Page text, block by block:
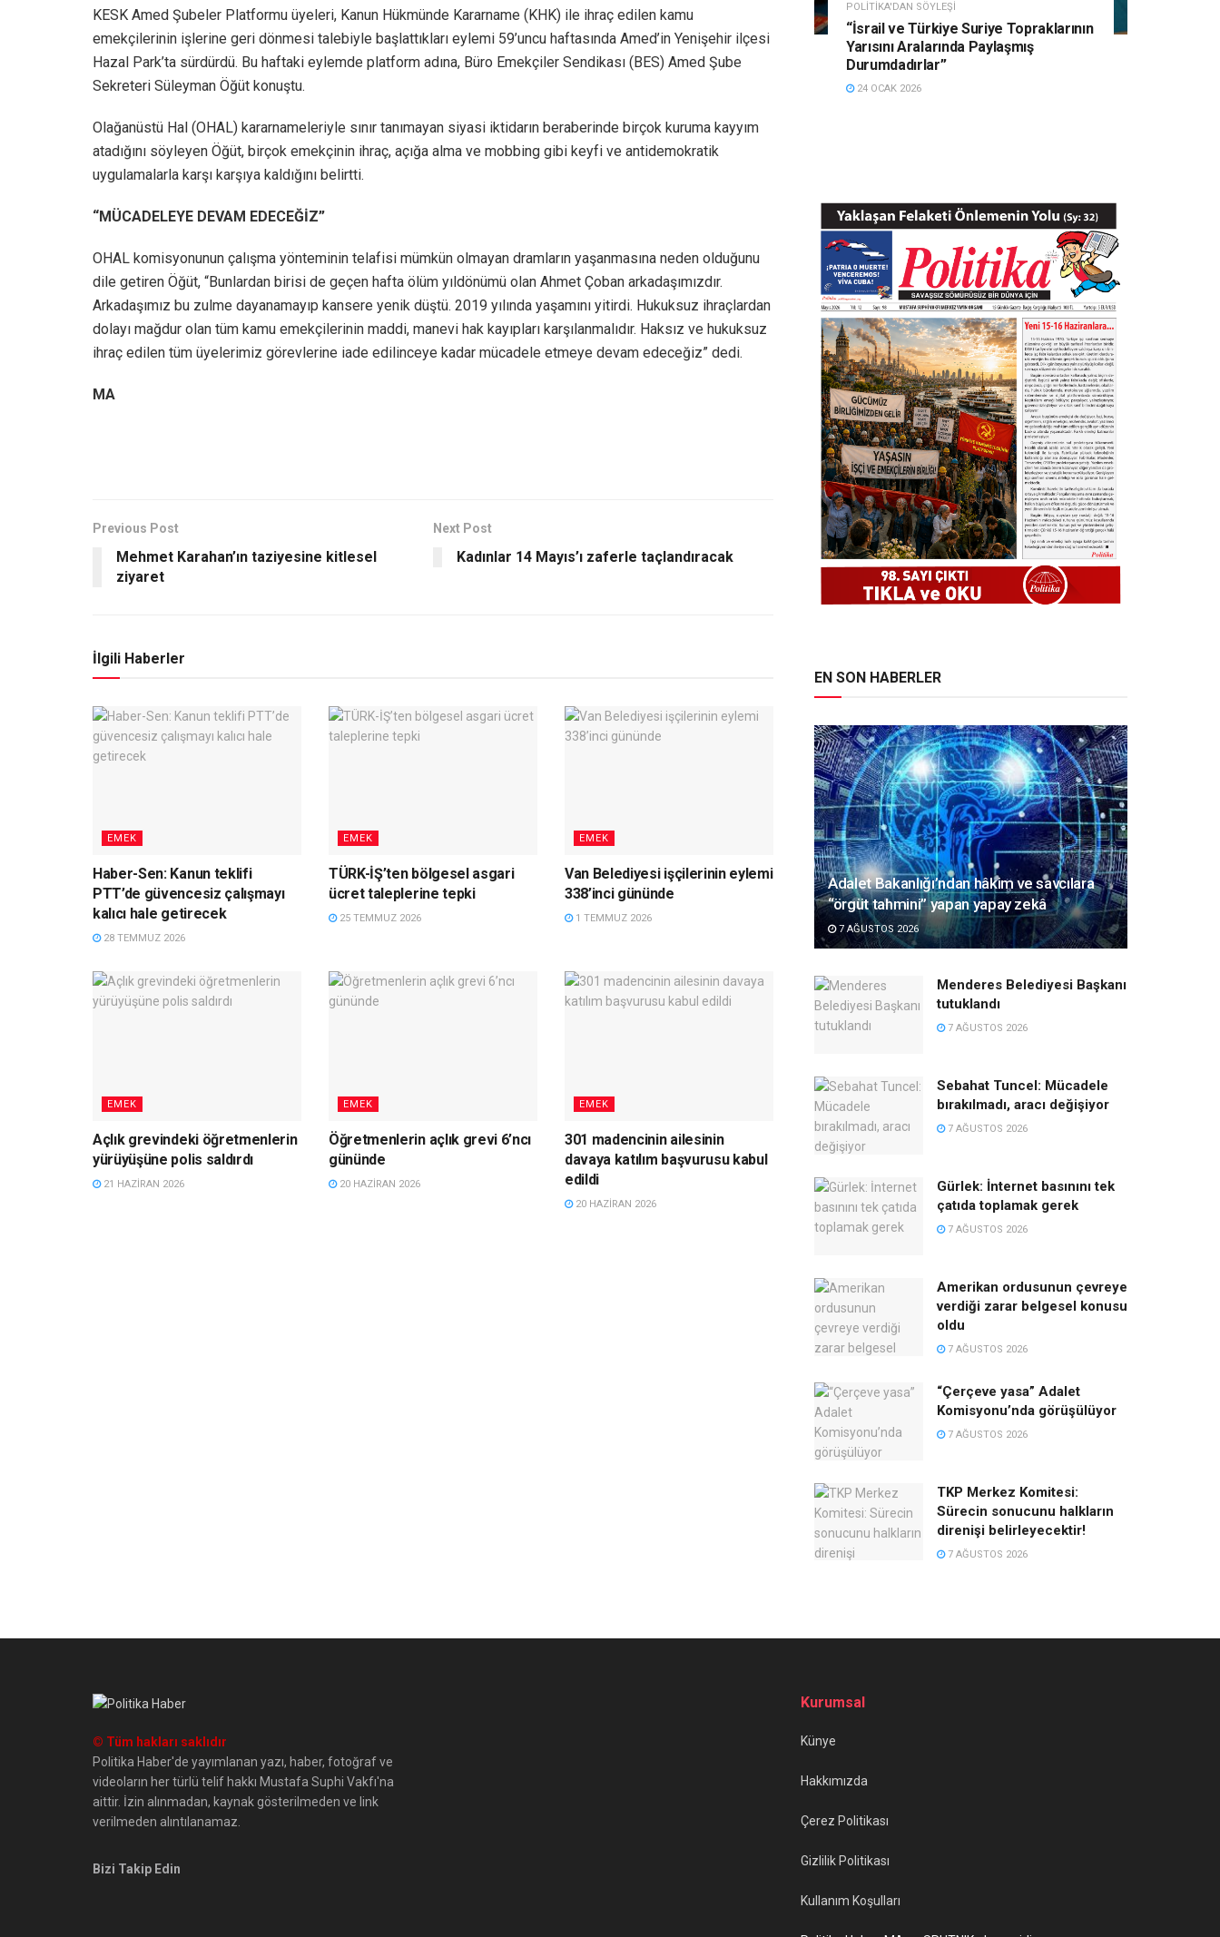
KESK Amed Şubeler Platformu üyeleri, Kanun Hükmünde Kararname (KHK) ile ihraç edilen kamu
emekçilerinin işlerine geri dönmesi talebiyle başlattıkları eylemi 59’uncu haftasında Amed’in Yenişehir ilçesi
Hazal Park’ta sürdürdü. Bu haftaki eylemde platform adına, Büro Emekçiler Sendikası (BES) Amed Şube
Sekreteri Süleyman Öğüt konuştu.
Olağanüstü Hal (OHAL) kararnameleriyle sınır tanımayan siyasi iktidarın beraberinde birçok kuruma kayyım
atadığını söyleyen Öğüt, birçok emekçinin ihraç, açığa alma ve mobbing gibi keyfi ve antidemokratik
uygulamalarla karşı karşıya kaldığını belirtti.
“MÜCADELEYE DEVAM EDECEĞİZ”
OHAL komisyonunun çalışma yönteminin telafisi mümkün olmayan dramların yaşanmasına neden olduğunu
dile getiren Öğüt, “Bunlardan birisi de geçen hafta ölüm yıldönümü olan Ahmet Çoban arkadaşımızdır.
Arkadaşımız bu zulme dayanamayıp kansere yenik düştü. 2019 yılında yaşamını yitirdi. Hukuksuz ihraçlardan
dolayı mağdur olan tüm kamu emekçilerinin maddi, manevi hak kayıpları karşılanmalıdır. Haksız ve hukuksuz
ihraç edilen tüm üyelerimiz görevlerine iade edilinceye kadar mücadele etmeye devam edeceğiz” dedi.
MA
Previous Post
Mehmet Karahan’ın taziyesine kitlesel
ziyaret
Next Post
Kadınlar 14 Mayıs’ı zaferle taçlandıracak
İlgili Haberler
EMEK
Haber-Sen: Kanun teklifi
PTT’de güvencesiz çalışmayı
kalıcı hale getirecek
28 TEMMUZ 2026
EMEK
TÜRK-İŞ’ten bölgesel asgari
ücret taleplerine tepki
25 TEMMUZ 2026
EMEK
Van Belediyesi işçilerinin eylemi
338’inci gününde
1 TEMMUZ 2026
EMEK
Açlık grevindeki öğretmenlerin
yürüyüşüne polis saldırdı
21 HAZIRAN 2026
EMEK
Öğretmenlerin açlık grevi 6’ncı
gününde
20 HAZIRAN 2026
EMEK
301 madencinin ailesinin
davaya katılım başvurusu kabul
edildi
20 HAZIRAN 2026
POLITIKA'DAN SÖYLEŞI
“İsrail ve Türkiye Suriye Topraklarının
Yarısını Aralarında Paylaşmış
Durumdadırlar”
24 OCAK 2026
EN SON HABERLER
Adalet Bakanlığı’ndan hâkim ve savcılara
“örgüt tahmini” yapan yapay zekâ
7 AĞUSTOS 2026
Menderes Belediyesi Başkanı
tutuklandı
7 AĞUSTOS 2026
Sebahat Tuncel: Mücadele
bırakılmadı, aracı değişiyor
7 AĞUSTOS 2026
Gürlek: İnternet basınını tek
çatıda toplamak gerek
7 AĞUSTOS 2026
Amerikan ordusunun çevreye
verdiği zarar belgesel konusu
oldu
7 AĞUSTOS 2026
“Çerçeve yasa” Adalet
Komisyonu’nda görüşülüyor
7 AĞUSTOS 2026
TKP Merkez Komitesi:
Sürecin sonucunu halkların
direnişi belirleyecektir!
7 AĞUSTOS 2026
© Tüm hakları saklıdır
Politika Haber'de yayımlanan yazı, haber, fotoğraf ve
videoların her türlü telif hakkı Mustafa Suphi Vakfı'na
aittir. İzin alınmadan, kaynak gösterilmeden ve link
verilmeden alıntılanamaz.
Bizi Takip Edin
Kurumsal
Künye
Hakkımızda
Çerez Politikası
Gizlilik Politikası
Kullanım Koşulları